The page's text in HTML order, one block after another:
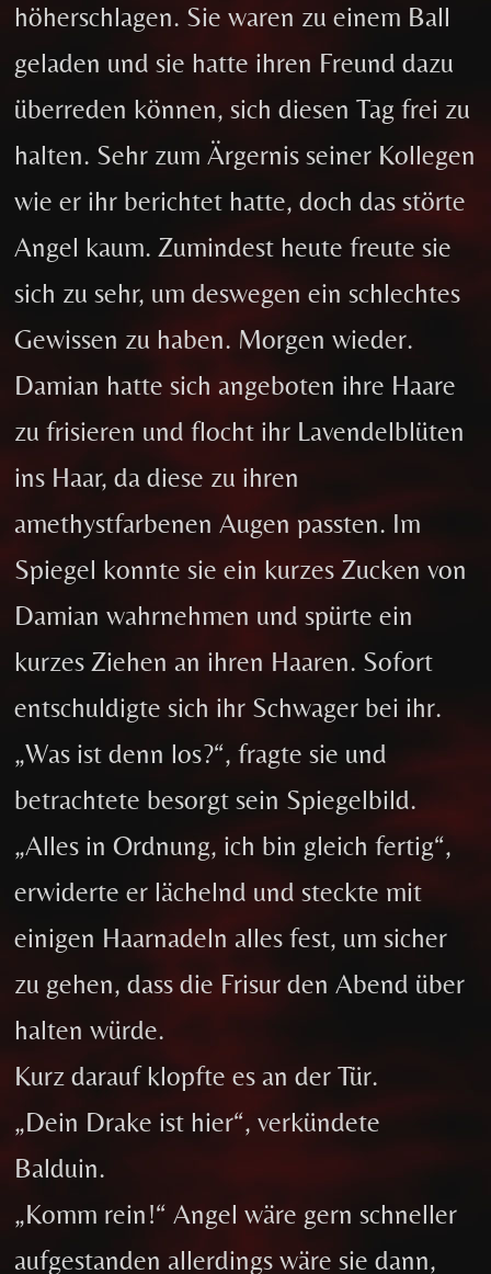
höherschlagen. Sie waren zu einem Ball
geladen und sie hatte ihren Freund dazu
überreden können, sich diesen Tag frei zu
halten. Sehr zum Ärgernis seiner Kollegen
wie er ihr berichtet hatte, doch das störte
Angel kaum. Zumindest heute freute sie
sich zu sehr, um deswegen ein schlechtes
Gewissen zu haben. Morgen wieder.
Damian hatte sich angeboten ihre Haare
zu frisieren und flocht ihr Lavendelblüten
ins Haar, da diese zu ihren
amethystfarbenen Augen passten. Im
Spiegel konnte sie ein kurzes Zucken von
Damian wahrnehmen und spürte ein
kurzes Ziehen an ihren Haaren. Sofort
entschuldigte sich ihr Schwager bei ihr.
„Was ist denn los?“, fragte sie und
betrachtete besorgt sein Spiegelbild.
„Alles in Ordnung, ich bin gleich fertig“,
erwiderte er lächelnd und steckte mit
einigen Haarnadeln alles fest, um sicher
zu gehen, dass die Frisur den Abend über
halten würde.
Kurz darauf klopfte es an der Tür.
„Dein Drake ist hier“, verkündete
Balduin.
„Komm rein!“ Angel wäre gern schneller
aufgestanden allerdings wäre sie dann,